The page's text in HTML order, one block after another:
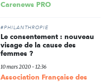
Carenews PRO
#PHILANTHROPIE
Le consentement : nouveau
visage de la cause des
femmes ?
10 mars 2020 - 12:36
Association Française des